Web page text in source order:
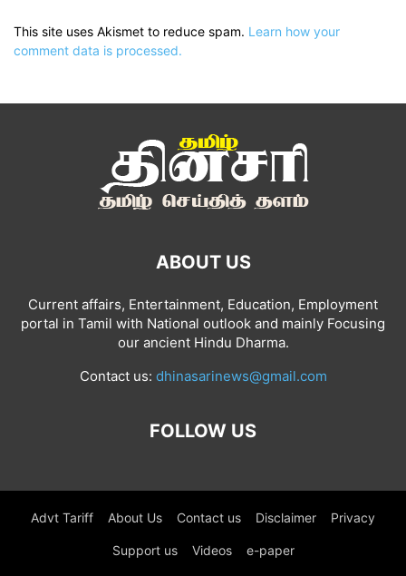
This site uses Akismet to reduce spam. Learn how your
comment data is processed.
ABOUT US
Current affairs, Entertainment, Education, Employment
portal in Tamil with National outlook and mainly Focusing
our ancient Hindu Dharma.
Contact us: dhinasarinews@gmail.com
FOLLOW US
Advt Tariff About Us Contact us Disclaimer Privacy
Support us Videos e-paper